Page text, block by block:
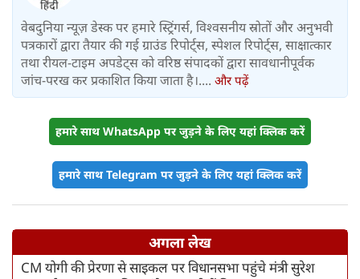
वेबदुनिया न्यूज़ डेस्क पर हमारे स्ट्रिंगर्स, विश्वसनीय स्रोतों और अनुभवी
पत्रकारों द्वारा तैयार की गई ग्राउंड रिपोर्ट्स, स्पेशल रिपोर्ट्स, साक्षात्कार
तथा रीयल-टाइम अपडेट्स को वरिष्ठ संपादकों द्वारा सावधानीपूर्वक
जांच-परख कर प्रकाशित किया जाता है।.... और पढ़ें
हमारे साथ WhatsApp पर जुड़ने के लिए यहां क्लिक करें
हमारे साथ Telegram पर जुड़ने के लिए यहां क्लिक करें
अगला लेख
CM योगी की प्रेरणा से साइकल पर विधानसभा पहुंचे मंत्री सुरेश